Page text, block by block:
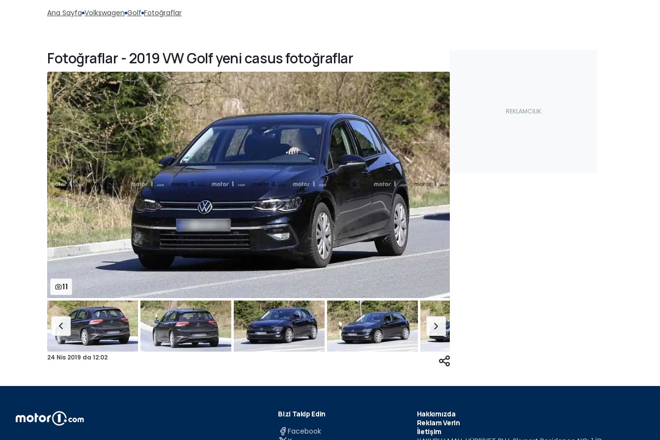
Ana Sayfa Volkswagen Golf Fotoğraflar
Fotoğraflar - 2019 VW Golf yeni casus fotoğraflar
11
24 Nis 2019 da 12:02
Bizi Takip Edin
Facebook
Hakkımızda
Reklam Verin
İletişim